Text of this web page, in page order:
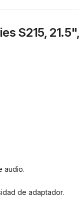
S215, 21.5",
audio.
de adaptador.